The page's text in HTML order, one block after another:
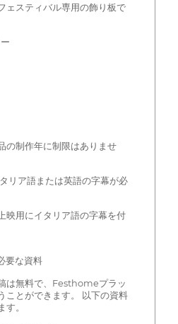
ェスティバル専用の飾り板で
の制作年に制限はありませ
リア語または英語の字幕が必
映用にイタリア語の字幕を付
要な資料
は無料で、Festhomeプラッ
ことができます。 以下の資料
す。